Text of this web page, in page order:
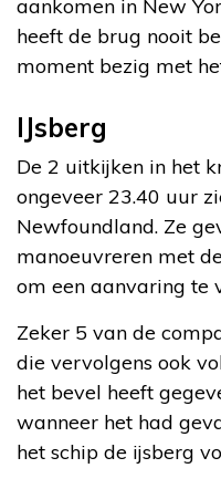
aankomen in New
heeft de brug nooit
moment bezig met
IJsberg
De 2 uitkijken in het
ongeveer 23.40 uur
Newfoundland. Ze
manoeuvreren met
om een aanvaring te
Zeker 5 van de
die vervolgens ook
het bevel heeft
wanneer het had
het schip de ijsberg